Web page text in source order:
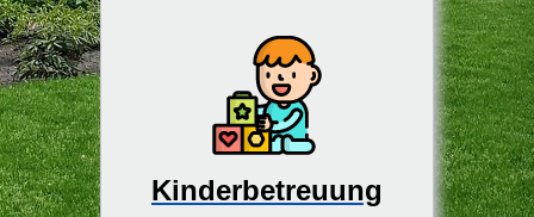
Kinderbetreuung